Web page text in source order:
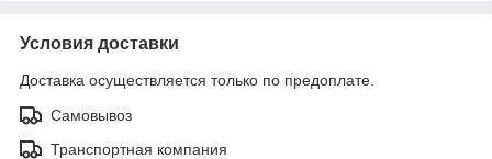
Условия доставки
Доставка осуществляется только по предоплате.
Самовывоз
Транспортная компания